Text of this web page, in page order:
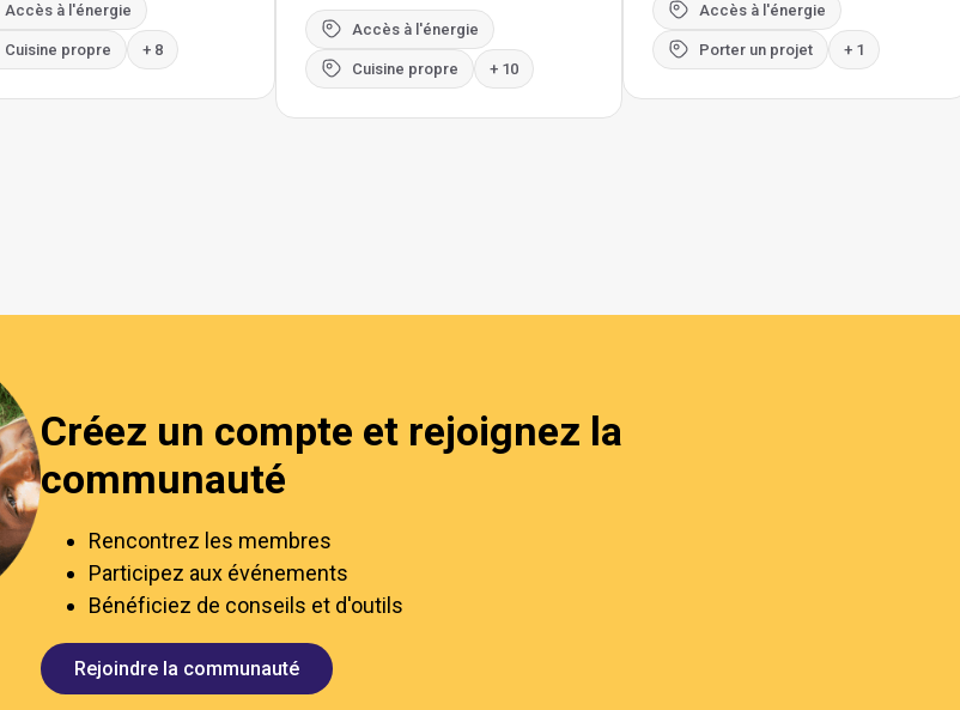
Accès à l'énergie
Cuisine propre + 8
Accès à l'énergie
Cuisine propre + 10
Accès à l'énergie
Porter un projet + 1
Créez un compte et rejoignez la
communauté
Rencontrez les membres
Participez aux événements
Bénéficiez de conseils et d'outils
Rejoindre la communauté